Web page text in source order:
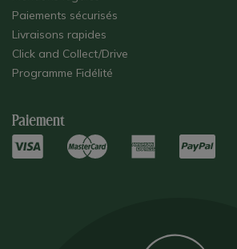
Paiements sécurisés
Livraisons rapides
Click and Collect/Drive
Programme Fidélité
Paiement